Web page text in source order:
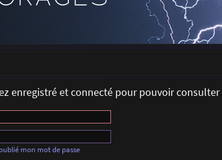
enregistré et connecté pour pouvoir
mon mot de passe